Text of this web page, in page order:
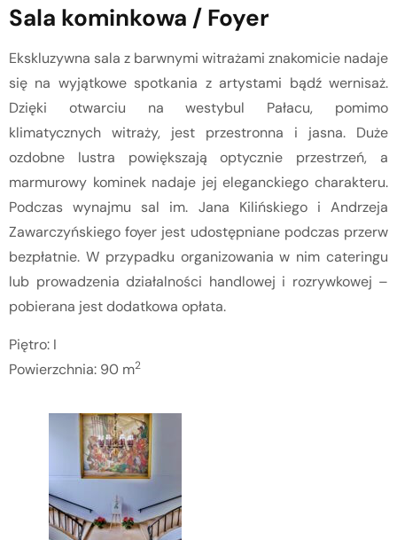
Sala kominkowa / Foyer
Ekskluzywna sala z barwnymi witrażami znakomicie nadaje
się na wyjątkowe spotkania z artystami bądź wernisaż.
Dzięki otwarciu na westybul Pałacu, pomimo
klimatycznych witraży, jest przestronna i jasna. Duże
ozdobne lustra powiększają optycznie przestrzeń, a
marmurowy kominek nadaje jej eleganckiego charakteru.
Podczas wynajmu sal im. Jana Kilińskiego i Andrzeja
Zawarczyńskiego foyer jest udostępniane podczas przerw
bezpłatnie. W przypadku organizowania w nim cateringu
lub prowadzenia działalności handlowej i rozrywkowej –
pobierana jest dodatkowa opłata.
Piętro: I
Powierzchnia: 90 m2